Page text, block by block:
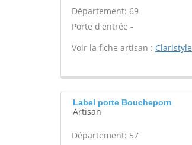
Département: 69
Porte d'entrée -
Voir la fiche artisan : Claristyle
Label porte Boucheporn
Artisan
Département: 57